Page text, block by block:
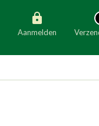
Aanmelden